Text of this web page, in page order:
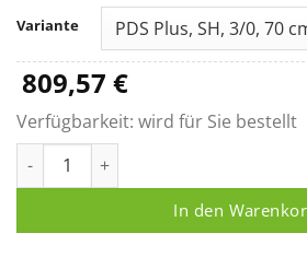
bis
Variante
809,57 €
Verfügbarkeit: wird für Sie bestellt
In den